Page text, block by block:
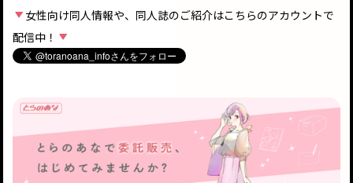
女性向け同人情報や、同人誌のご紹介はこちらのアカウントで
配信中！